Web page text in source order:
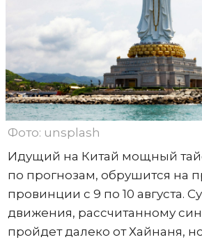
Фото: unsplash
Идущий на Китай мощный
по прогнозам, обрушится на
провинции с 9 по 10 августа.
движения, рассчитанному
пройдет далеко от Хайнаня,